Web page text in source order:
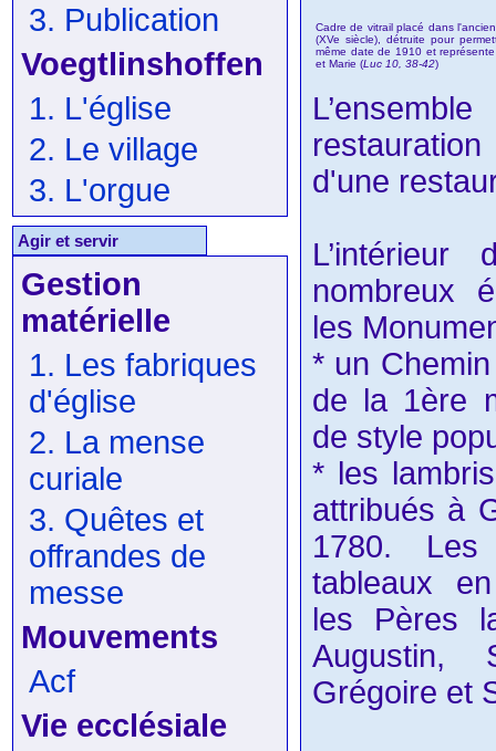
3. Publication
Voegtlinshoffen
1. L'église
2. Le village
3. L'orgue
Agir et servir
Gestion
matérielle
1. Les fabriques
d'église
2. La mense
curiale
3. Quêtes et
offrandes de
messe
Mouvements
Acf
Vie ecclésiale
Cadre de vitrail placé dans
(XVe siècle), détruite pour
même date de 1910 et
et Marie (Luc 10, 38-42)
d'une
L’intérieur
nombreux
les
* un
de la 1ère
de style
* les
attribués à
1780.
tableaux
les Pères
Augustin,
Grégoire et